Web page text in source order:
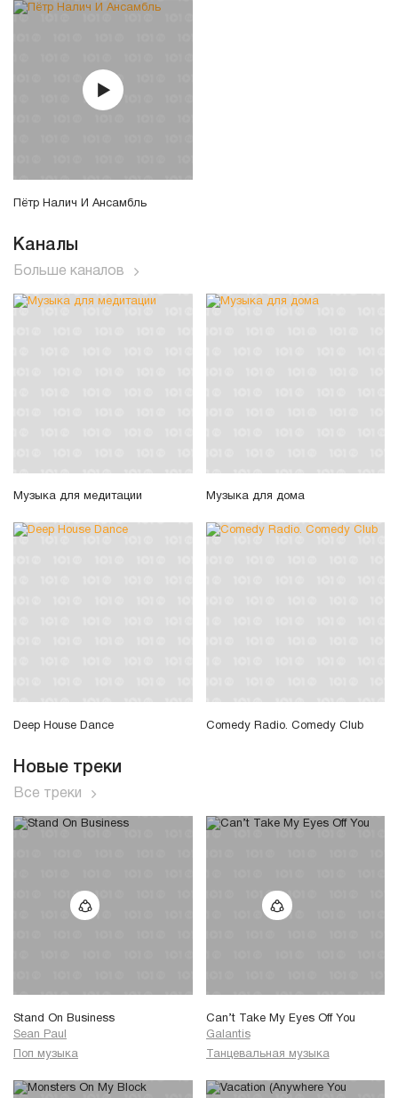
Пётр Налич И Ансамбль
Каналы
Больше каналов
Музыка для медитации Музыка для дома
Deep House Dance Comedy Radio. Comedy Club
Новые треки
Все треки
Stand On Business
Sean Paul
Поп музыка
Can’t Take My Eyes Off You
Galantis
Танцевальная музыка